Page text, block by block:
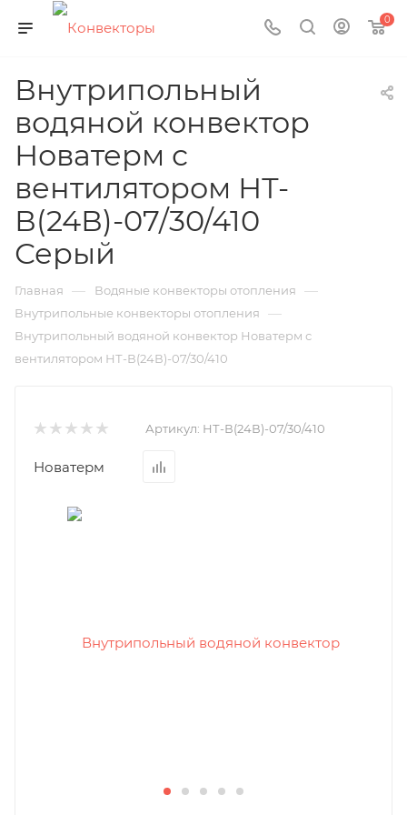
0
Внутрипольный
водяной конвектор
Новатерм с
вентилятором НТ-
В(24В)-07/30/410
Серый
Главная — Водяные конвекторы отопления —
Внутрипольные конвекторы отопления —
Внутрипольный водяной конвектор Новатерм с
вентилятором НТ-В(24В)-07/30/410
Артикул: НТ-В(24В)-07/30/410
Новатерм